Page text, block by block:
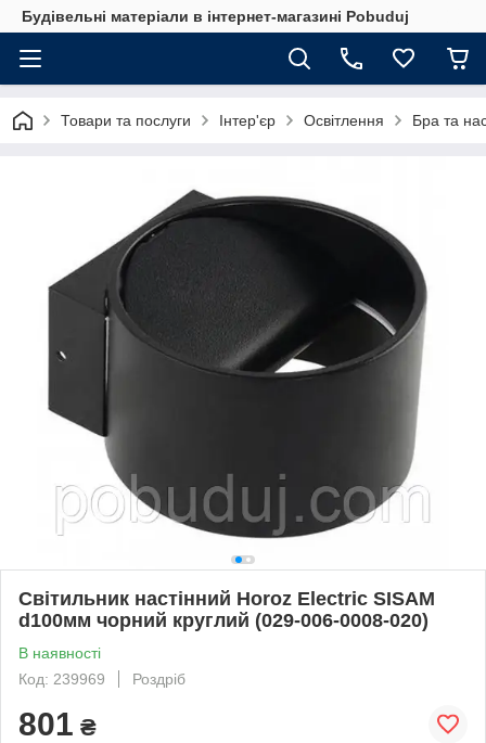
Будівельні матеріали в інтернет-магазині Pobuduj
Товари та послуги Інтер'єр Освітлення Бра та
Світильник настінний Horoz Electric SISAM
d100мм чорний круглий (029-006-0008-020)
В наявності
Код: 239969
Роздріб
801 ₴